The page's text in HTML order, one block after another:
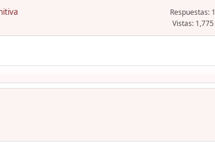
Respuestas: 1
Vistas: 1,775